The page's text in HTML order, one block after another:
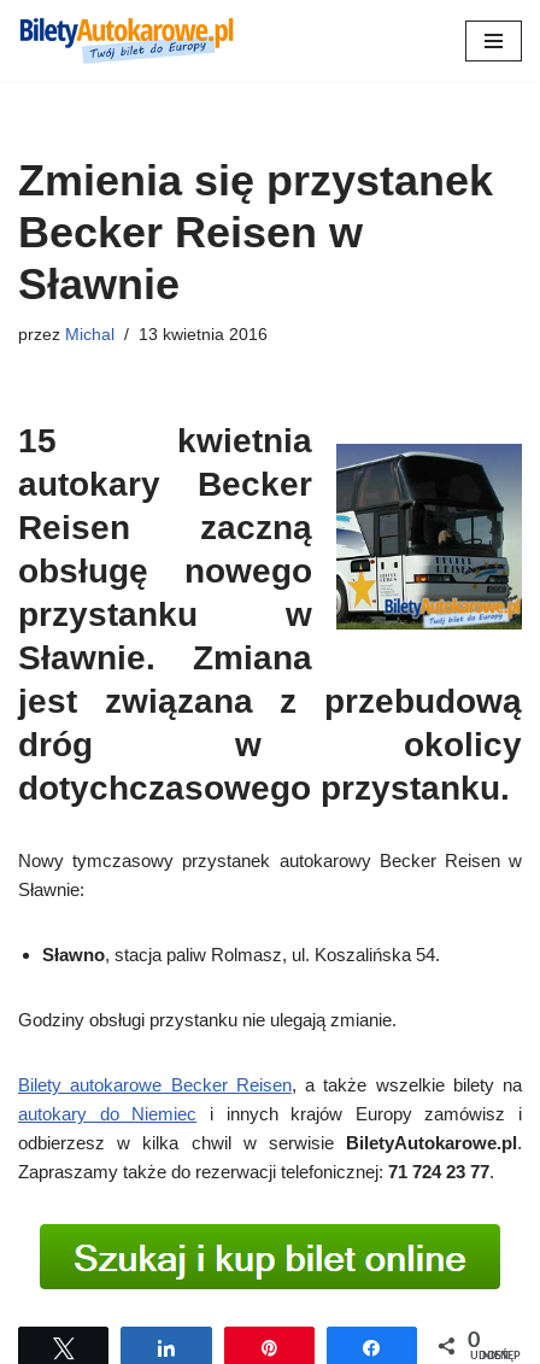
Zmienia się przystanek
Becker Reisen w
Sławnie
przez Michal 13 kwietnia 2016
15 kwietnia
autokary Becker
Reisen zaczną
obsługę nowego
przystanku w
Sławnie. Zmiana
jest związana z przebudową
dróg w okolicy
dotychczasowego przystanku.
Nowy tymczasowy przystanek autokarowy Becker Reisen w
Sławnie:
Sławno, stacja paliw Rolmasz, ul. Koszalińska 54.
Godziny obsługi przystanku nie ulegają zmianie.
Bilety autokarowe Becker Reisen, a także wszelkie bilety na
autokary do Niemiec i innych krajów Europy zamówisz i
odbierzesz w kilka chwil w serwisie BiletyAutokarowe.pl.
Zapraszamy także do rezerwacji telefonicznej: 71 724 23 77.
Udostępnij Udostępnij
0
UDOSTĘPNIEŃ